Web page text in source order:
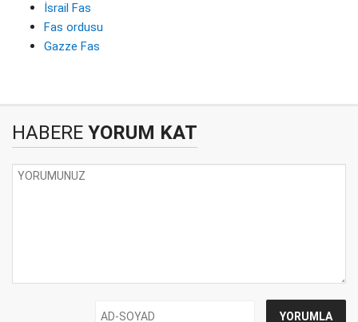
İsrail Fas
Fas ordusu
Gazze Fas
HABERE YORUM KAT